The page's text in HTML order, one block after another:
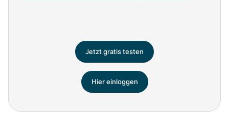
Jetzt gratis testen
Hier einloggen